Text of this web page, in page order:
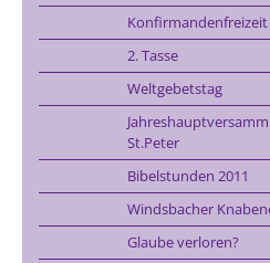
Konfirmandenfreizeit
2. Tasse
Weltgebetstag
St.Peter
Bibelstunden 2011
Windsbacher
Glaube verloren?